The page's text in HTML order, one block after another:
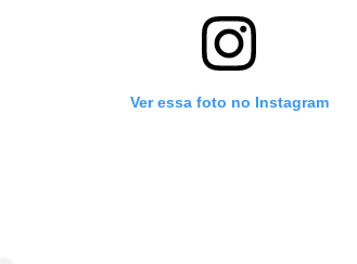
Ver essa foto no Instagram